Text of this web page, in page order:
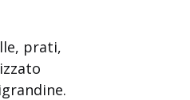
prati,